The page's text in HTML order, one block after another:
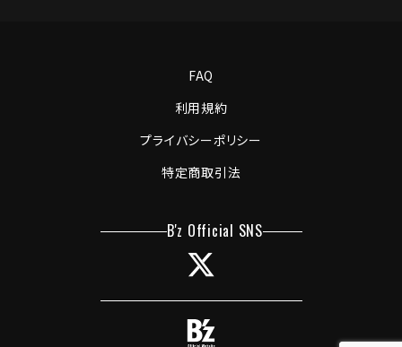
FAQ
利用規約
プライバシーポリシー
特定商取引法